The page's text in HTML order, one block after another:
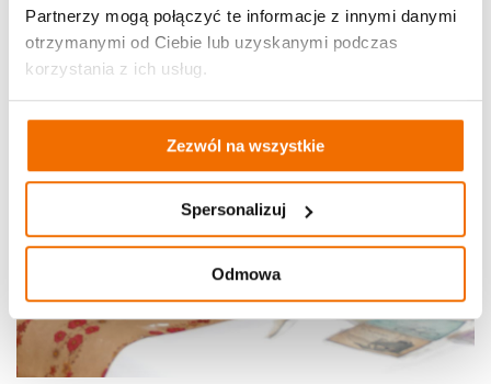
Partnerzy mogą połączyć te informacje z innymi danymi
otrzymanymi od Ciebie lub uzyskanymi podczas
korzystania z ich usług.
Zezwól na wszystkie
Spersonalizuj
Odmowa